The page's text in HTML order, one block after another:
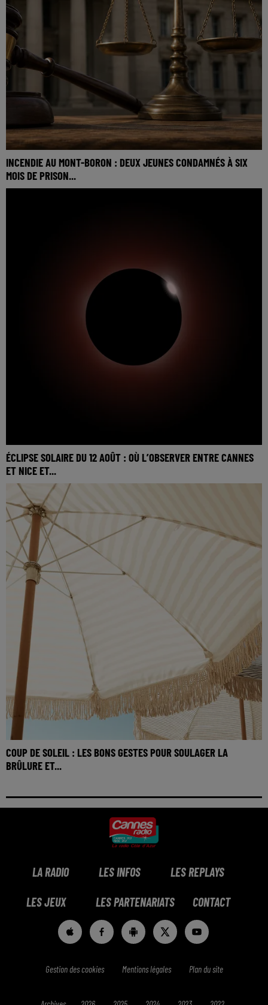
INCENDIE AU MONT-BORON : DEUX JEUNES CONDAMNÉS À SIX
MOIS DE PRISON...
ÉCLIPSE SOLAIRE DU 12 AOÛT : OÙ L’OBSERVER ENTRE CANNES
ET NICE ET...
COUP DE SOLEIL : LES BONS GESTES POUR SOULAGER LA
BRÛLURE ET...
LA RADIO LES INFOS LES REPLAYS
LES JEUX LES PARTENARIATS CONTACT
Gestion des cookies Mentions légales Plan du site